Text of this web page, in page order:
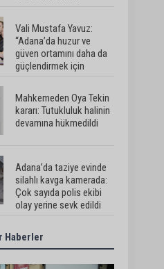
Vali Mustafa Yavuz:
“Adana’da huzur ve
güven ortamını daha da
güçlendirmek için
Mahkemeden Oya Tekin
kararı: Tutukluluk halinin
devamına hükmedildi
Adana’da taziye evinde
silahlı kavga kamerada:
Çok sayıda polis ekibi
olay yerine sevk edildi
Adana’da parktaki OED
cihazını çalan şüpheli
tutuklandı
Haberler